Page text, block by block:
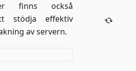
finns också
stödja effektiv
av servern.